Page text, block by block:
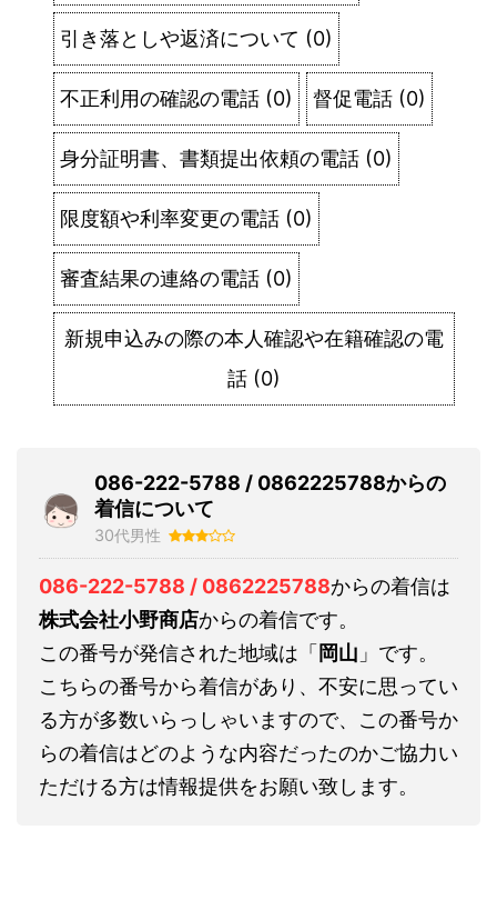
引き落としや返済について (0)
不正利用の確認の電話 (0) 督促電話 (0)
身分証明書、書類提出依頼の電話 (0)
限度額や利率変更の電話 (0)
審査結果の連絡の電話 (0)
新規申込みの際の本人確認や在籍確認の電
話 (0)
086-222-5788 / 0862225788からの
着信について
30代男性
086-222-5788 / 0862225788からの着信は
株式会社小野商店からの着信です。
この番号が発信された地域は「 岡山 」です。
こちらの番号から着信があり、不安に思ってい
る方が多数いらっしゃいますので、この番号か
らの着信はどのような内容だったのかご協力い
ただける方は情報提供をお願い致します。